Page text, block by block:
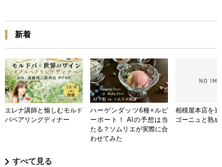
新着
エレナ講師と愉しむモルド
バペアリングディナー
ハーゲンダッツ6種×ルビ
ーポート！ AIの予想は当
たる？ソムリエが実際に合
わせてみた
相模屋本店を
ゴーニュと熟
すべて見る